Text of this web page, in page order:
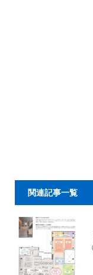
関連記事一覧